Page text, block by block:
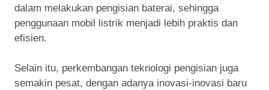
dalam melakukan pengisian baterai, sehingga
penggunaan mobil listrik menjadi lebih praktis dan
efisien.
Selain itu, perkembangan teknologi pengisian juga
semakin pesat, dengan adanya inovasi-inovasi baru